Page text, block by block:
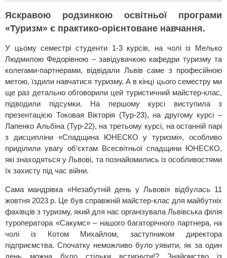
Яскравою родзинкою освітньої програми
«Туризм» є практико-орієнтоване навчання.
У цьому семестрі студенти 1-3 курсів, на чолі із Мелько
Людмилою Федорівною – завідувачкою кафедри туризму та
колегами-партнерами, відвідали Львів саме з професійною
метою, їздили навчатися туризму. А в кінці цього семестру ми
ще раз детально обговорили цей туристичний майстер-клас,
підводили підсумки. На першому курсі виступила з
презентацією Токовая Вікторія (Тур-23), на другому курсі –
Лапенко Альбіна (Тур-22), на третьому курсі, на останній парі
з дисципліни «Спадщина ЮНЕСКО у туризмі», особливо
приділили увагу об’єктам Всесвітньої спадщини ЮНЕСКО,
які знаходяться у Львові, та познайомились із особливостями
їх захисту під час війни.
Сама мандрівка «Незабутній день у Львові» відбулась 11
жовтня 2023 р. Це був справжній майстер-клас для майбутніх
фахівців з туризму, який для нас організувала Львівська філія
туроператора «Сакумс» – нашого багаторічного партнера, на
чолі із Котом Михайлом, заступником директора
підприємства. Спочатку неможливо було уявити, як за один
день можна було стільки встигнути!? Знайомство із